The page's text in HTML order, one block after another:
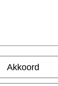
Akkoord